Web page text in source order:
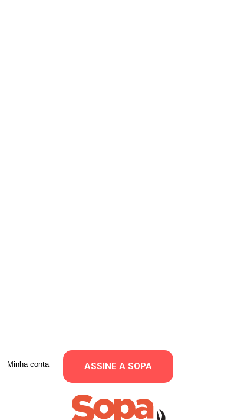
Minha conta ASSINE A SOPA